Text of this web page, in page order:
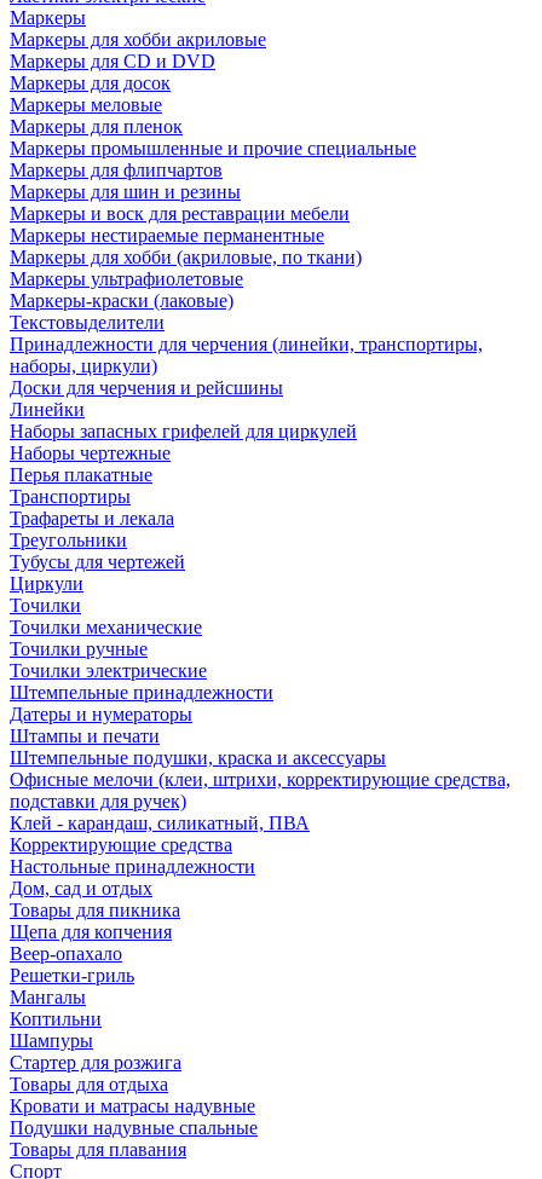
Маркеры
Маркеры для хобби акриловые
Маркеры для CD и DVD
Маркеры для досок
Маркеры меловые
Маркеры для пленок
Маркеры промышленные и прочие специальные
Маркеры для флипчартов
Маркеры для шин и резины
Маркеры и воск для реставрации мебели
Маркеры нестираемые перманентные
Маркеры для хобби (акриловые, по ткани)
Маркеры ультрафиолетовые
Маркеры-краски (лаковые)
Текстовыделители
Принадлежности для черчения (линейки, транспортиры,
наборы, циркули)
Доски для черчения и рейсшины
Линейки
Наборы запасных грифелей для циркулей
Наборы чертежные
Перья плакатные
Транспортиры
Трафареты и лекала
Треугольники
Тубусы для чертежей
Циркули
Точилки
Точилки механические
Точилки ручные
Точилки электрические
Штемпельные принадлежности
Датеры и нумераторы
Штампы и печати
Штемпельные подушки, краска и аксессуары
Офисные мелочи (клеи, штрихи, корректирующие средства,
подставки для ручек)
Клей - карандаш, силикатный, ПВА
Корректирующие средства
Настольные принадлежности
Дом, сад и отдых
Товары для пикника
Щепа для копчения
Веер-опахало
Решетки-гриль
Мангалы
Коптильни
Шампуры
Стартер для розжига
Товары для отдыха
Кровати и матрасы надувные
Подушки надувные спальные
Товары для плавания
Спорт